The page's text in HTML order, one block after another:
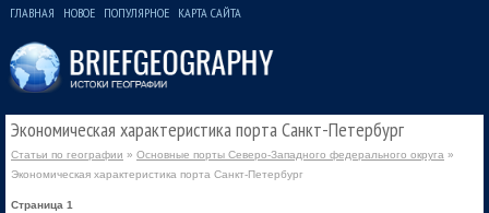
ГЛАВНАЯ НОВОЕ ПОПУЛЯРНОЕ КАРТА САЙТА
Экономическая характеристика порта Санкт-Петербург
Статьи по географии » Основные порты Северо-Западного федерального округа »
Экономическая характеристика порта Санкт-Петербург
Страница 1